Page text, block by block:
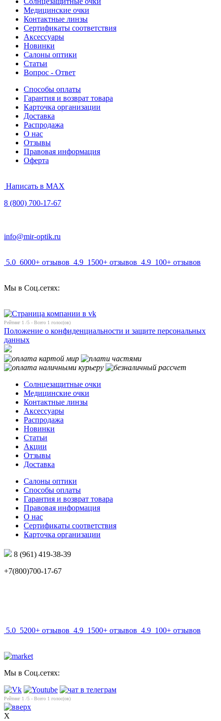
Медицинские очки
Контактные линзы
Сертификаты соответствия
Аксессуары
Новинки
Салоны оптики
Статьи
Вопрос - Ответ
Способы оплаты
Гарантия и возврат товара
Карточка организации
Доставка
Распродажа
О нас
Отзывы
Правовая информация
Оферта
Написать в MAX
8 (800) 700-17-67
info@mir-optik.ru
5.0 6000+ отзывов 4.9 1500+ отзывов 4.9 100+ отзывов
Мы в Соц.сетях:
Рейтинг 1 /5 - Всего 1 голос(ов)
Положение о конфиденциальности и защите персональных
данных
Солнцезащитные очки
Медицинские очки
Контактные линзы
Аксессуары
Распродажа
Новинки
Статьи
Акции
Отзывы
Доставка
Салоны оптики
Способы оплаты
Гарантия и возврат товара
Правовая информация
О нас
Сертификаты соответствия
Карточка организации
8 (961) 419-38-39
+7(800)700-17-67
5.0 5200+ отзывов 4.9 1500+ отзывов 4.9 100+ отзывов
Мы в Соц.сетях:
Рейтинг 1 /5 - Всего 1 голос(ов)
X